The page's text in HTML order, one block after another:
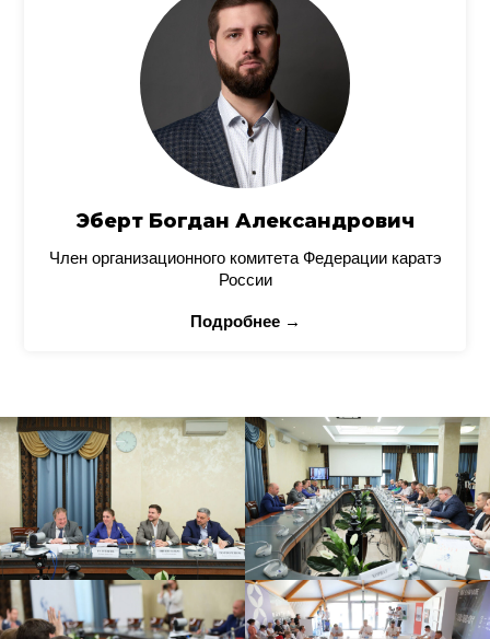
Эберт Богдан Александрович
Член организационного комитета Федерации каратэ
России
Подробнее →